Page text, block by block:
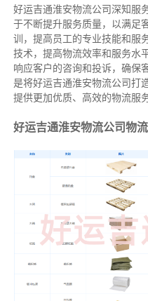
好运吉通淮安物流公司深知服
于不断提升服务质量，以满足
训，提高员工的专业技能和服
技术，提高物流效率和服务水
响应客户的咨询和投诉，确保
是将好运吉通淮安物流公司打
提供更加优质、高效的物流服务
好运吉通淮安物流公司物